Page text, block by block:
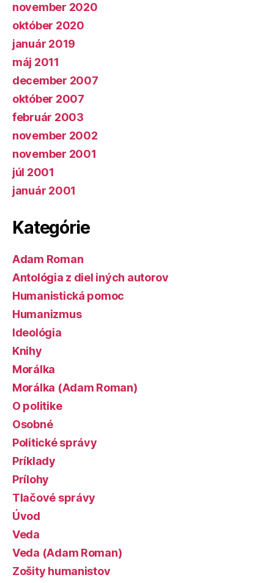
november 2020
október 2020
január 2019
máj 2011
december 2007
október 2007
február 2003
november 2002
november 2001
júl 2001
január 2001
Kategórie
Adam Roman
Antológia z diel iných autorov
Humanistická pomoc
Humanizmus
Ideológia
Knihy
Morálka
Morálka (Adam Roman)
O politike
Osobné
Politické správy
Príklady
Prílohy
Tlačové správy
Úvod
Veda
Veda (Adam Roman)
Zošity humanistov